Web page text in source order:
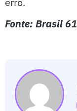
Fonte: Brasil 61